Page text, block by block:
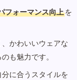
フォーマンス向上 を
かわいいウェアな
も魅力です。
に合うスタイルを